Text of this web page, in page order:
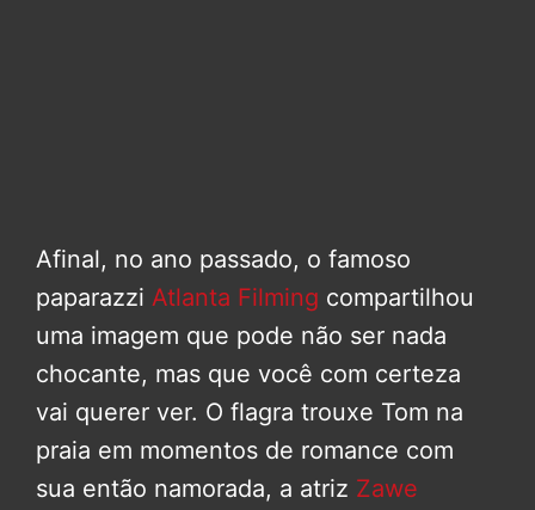
Afinal, no ano passado, o famoso
paparazzi Atlanta Filming compartilhou
uma imagem que pode não ser nada
chocante, mas que você com certeza
vai querer ver. O flagra trouxe Tom na
praia em momentos de romance com
sua então namorada, a atriz Zawe